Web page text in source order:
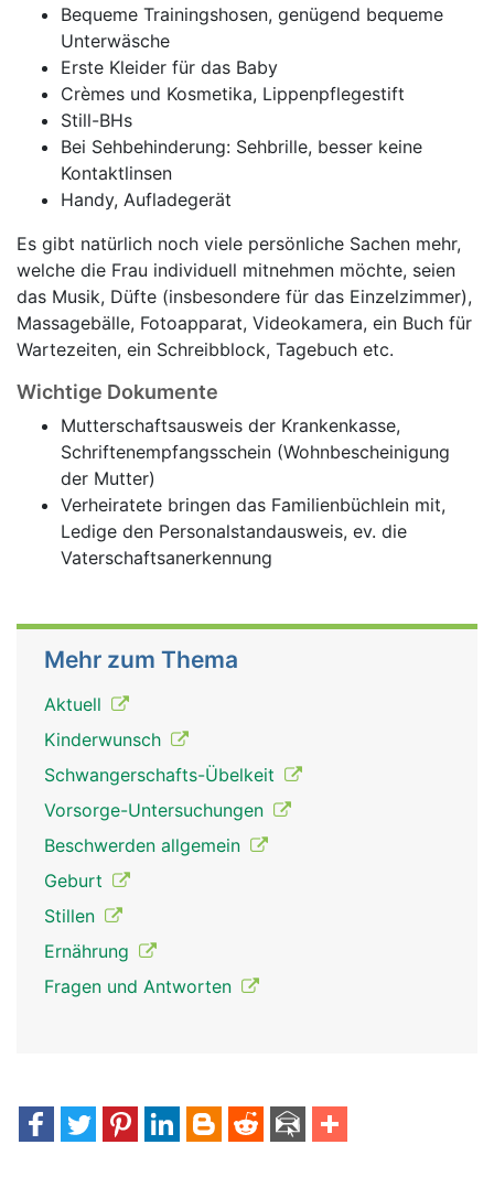
Bequeme Trainingshosen, genügend bequeme
Unterwäsche
Erste Kleider für das Baby
Crèmes und Kosmetika, Lippenpflegestift
Still-BHs
Bei Sehbehinderung: Sehbrille, besser keine
Kontaktlinsen
Handy, Aufladegerät
Es gibt natürlich noch viele persönliche Sachen mehr,
welche die Frau individuell mitnehmen möchte, seien
das Musik, Düfte (insbesondere für das Einzelzimmer),
Massagebälle, Fotoapparat, Videokamera, ein Buch für
Wartezeiten, ein Schreibblock, Tagebuch etc.
Wichtige Dokumente
Mutterschaftsausweis der Krankenkasse,
Schriftenempfangsschein (Wohnbescheinigung
der Mutter)
Verheiratete bringen das Familienbüchlein mit,
Ledige den Personalstandausweis, ev. die
Vaterschaftsanerkennung
Mehr zum Thema
Aktuell
Kinderwunsch
Schwangerschafts-Übelkeit
Vorsorge-Untersuchungen
Beschwerden allgemein
Geburt
Stillen
Ernährung
Fragen und Antworten